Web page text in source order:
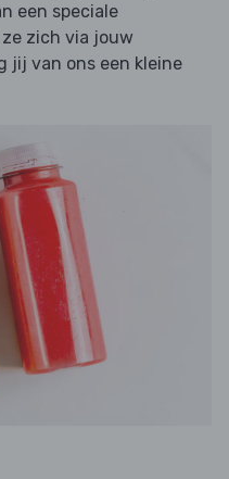
een speciale
zich via jouw
jij van ons een kleine